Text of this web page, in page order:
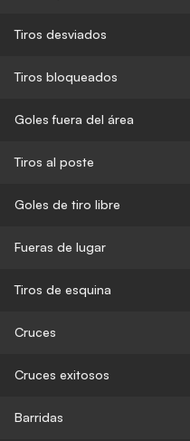
Tiros desviados
Tiros bloqueados
Goles fuera del área
Tiros al poste
Goles de tiro libre
Fueras de lugar
Tiros de esquina
Cruces
Cruces exitosos
Barridas